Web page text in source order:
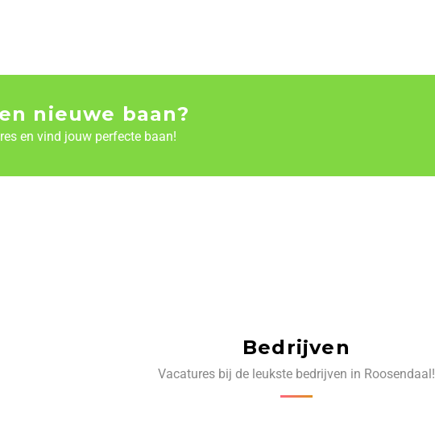
nieuwe baan?
en vind jouw perfecte baan!
Bedrijven
Vacatures bij de leukste bedrijven in Roosendaal!